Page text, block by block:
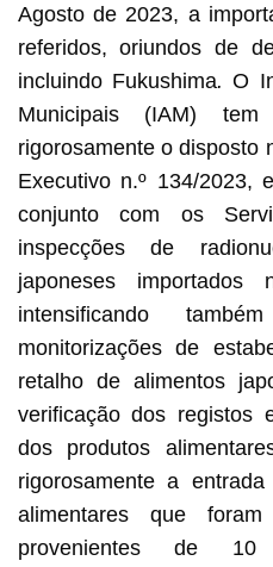
Agosto de 2023, a
referidos, oriundos de
incluindo Fukushima.O
Municipais (IAM)
rigorosamente o disposto
Executivo n.º 134/2023,
conjunto com os
inspecções de
japoneses importados
intensificando
monitorizações de
retalho de alimentos
verificação dos registos
dos produtos
rigorosamente a
alimentares que
provenientes de 10